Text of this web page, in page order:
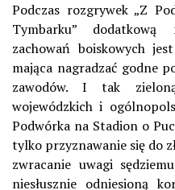
Podczas rozgrywek „Z
Tymbarku”
zachowań boiskowych
mająca nagradzać godne
zawodów. I tak
wojewódzkich i
Podwórka na Stadion o
tylko przyznawanie się do
zwracanie uwagi
niesłusznie odniesioną